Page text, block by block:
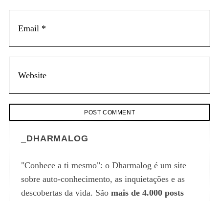
_DHARMALOG
"Conhece a ti mesmo": o Dharmalog é um site
sobre auto-conhecimento, as inquietações e as
descobertas da vida. São mais de 4.000 posts